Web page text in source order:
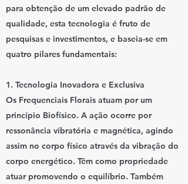
para obtenção de um elevado padrão de
qualidade, esta tecnologia é fruto de
pesquisas e investimentos, e baseia-se em
quatro pilares fundamentais:
1. Tecnologia Inovadora e Exclusiva
Os Frequenciais Florais atuam por um
princípio Biofísico. A ação ocorre por
ressonância vibratória e magnética, agindo
assim no corpo físico através da vibração do
corpo energético. Têm como propriedade
atuar promovendo o equilíbrio. Também